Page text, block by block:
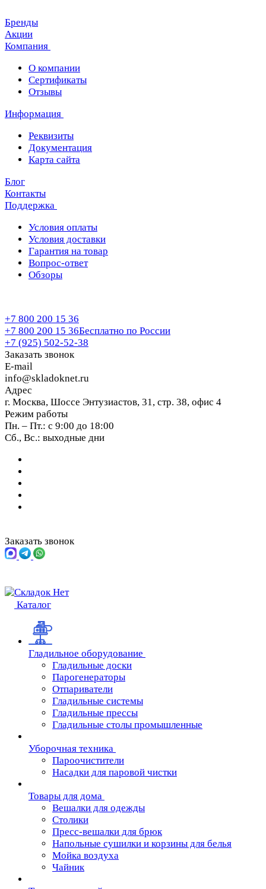
Бренды
Акции
Компания
О компании
Сертификаты
Отзывы
Информация
Реквизиты
Документация
Карта сайта
Блог
Контакты
Поддержка
Условия оплаты
Условия доставки
Гарантия на товар
Вопрос-ответ
Обзоры
+7 800 200 15 36
+7 800 200 15 36Бесплатно по России
+7 (925) 502-52-38
Заказать звонок
E-mail
info@skladoknet.ru
Адрес
г. Москва, Шоссе Энтузиастов, 31, стр. 38, офис 4
Режим работы
Пн. – Пт.: с 9:00 до 18:00
Сб., Вс.: выходные дни
Заказать звонок
Каталог
Гладильное оборудование
Гладильные доски
Парогенераторы
Отпариватели
Гладильные системы
Гладильные прессы
Гладильные столы промышленные
Уборочная техника
Пароочистители
Насадки для паровой чистки
Товары для дома
Вешалки для одежды
Столики
Пресс-вешалки для брюк
Напольные сушилки и корзины для белья
Мойка воздуха
Чайник